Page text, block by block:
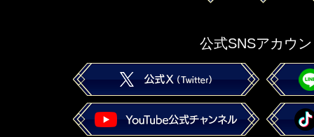
公式SNSアカウ